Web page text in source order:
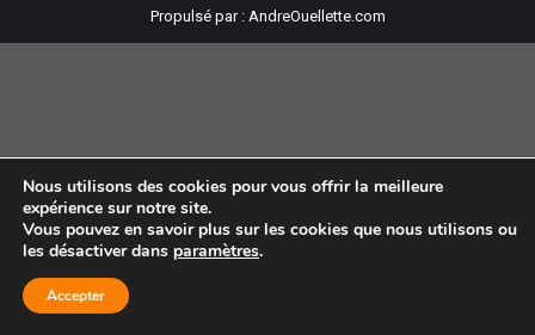
Propulsé par : AndreOuellette.com
Nous utilisons des cookies pour vous offrir la meilleure
expérience sur notre site.
Vous pouvez en savoir plus sur les cookies que nous utilisons ou
les désactiver dans paramètres.
Accepter